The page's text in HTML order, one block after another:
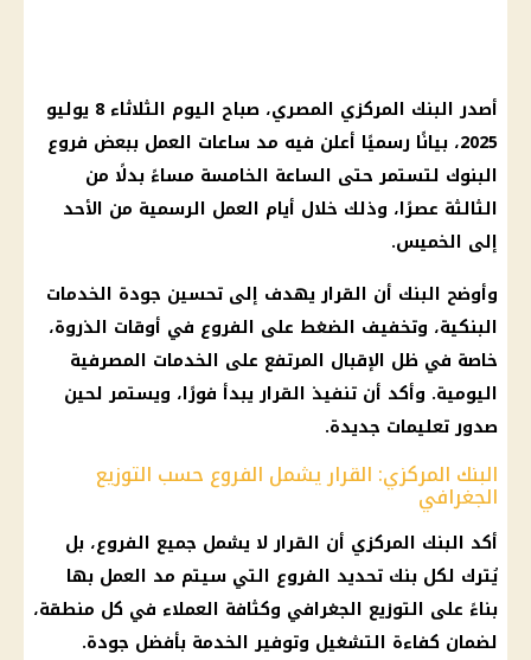
أصدر البنك المركزي المصري، صباح اليوم الثلاثاء 8 يوليو
2025، بيانًا رسميًا أعلن فيه مد ساعات العمل ببعض فروع
البنوك لتستمر حتى الساعة الخامسة مساءً بدلًا من
الثالثة عصرًا، وذلك خلال أيام العمل الرسمية من الأحد
إلى الخميس.
وأوضح البنك أن القرار يهدف إلى تحسين جودة الخدمات
البنكية، وتخفيف الضغط على الفروع في أوقات الذروة،
خاصة في ظل الإقبال المرتفع على الخدمات المصرفية
اليومية. وأكد أن تنفيذ القرار يبدأ فورًا، ويستمر لحين
صدور تعليمات جديدة.
البنك المركزي: القرار يشمل الفروع حسب التوزيع
الجغرافي
أكد البنك المركزي أن القرار لا يشمل جميع الفروع، بل
يُترك لكل بنك تحديد الفروع التي سيتم مد العمل بها
بناءً على التوزيع الجغرافي وكثافة العملاء في كل منطقة،
لضمان كفاءة التشغيل وتوفير الخدمة بأفضل جودة.